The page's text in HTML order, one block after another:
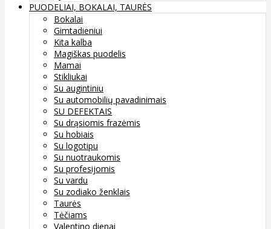
PUODELIAI, BOKALAI, TAURĖS
Bokalai
Gimtadieniui
Kita kalba
Magiškas puodelis
Mamai
Stikliukai
Su augintiniu
Su automobilių pavadinimais
SU DEFEKTAIS
Su drąsiomis frazėmis
Su hobiais
Su logotipu
Su nuotraukomis
Su profesijomis
Su vardu
Su zodiako ženklais
Taurės
Tėčiams
Valentino dienai